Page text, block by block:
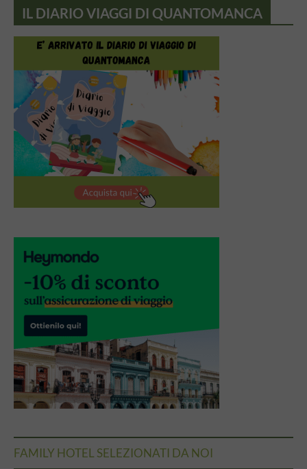
IL DIARIO VIAGGI DI QUANTOMANCA
FAMILY HOTEL SELEZIONATI DA NOI